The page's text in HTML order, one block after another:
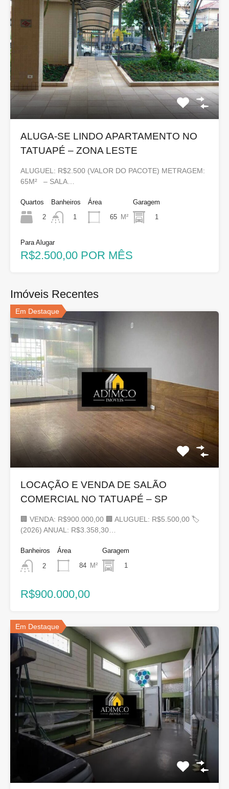
ALUGA-SE LINDO APARTAMENTO NO
TATUAPÉ – ZONA LESTE
ALUGUEL: R$2.500 (VALOR DO PACOTE) METRAGEM:
65M² – SALA…
Quartos
2
Banheiros
1
Área
65 M²
Garagem
1
Para Alugar
R$2.500,00 POR MÊS
Imóveis Recentes
Em Destaque
LOCAÇÃO E VENDA DE SALÃO
COMERCIAL NO TATUAPÉ – SP
🏢 VENDA: R$900.000,00 🏢 ALUGUEL: R$5.500,00 🏷
(2026) ANUAL: R$3.358,30…
Banheiros
2
Área
84 M²
Garagem
1
R$900.000,00
Em Destaque